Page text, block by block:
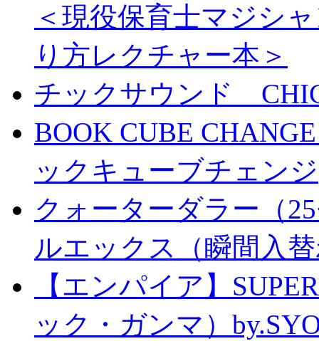
＜現役保育士マジシ
り方レクチャー本＞
チックサウンド
BOOK CUBE
ックキューブチェンジ
クォーターダラー（
ルエックス（瞬間入
【エンパイア】
ック・ガンマ）